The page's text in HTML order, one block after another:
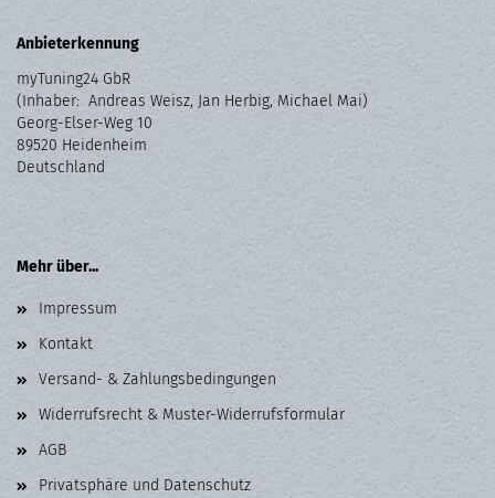
Anbieterkennung
myTuning24 GbR
(Inhaber: Andreas Weisz, Jan Herbig, Michael Mai)
Georg-Elser-Weg 10
89520 Heidenheim
Deutschland
Mehr über...
Impressum
Kontakt
Versand- & Zahlungsbedingungen
Widerrufsrecht & Muster-Widerrufsformular
AGB
Privatsphäre und Datenschutz